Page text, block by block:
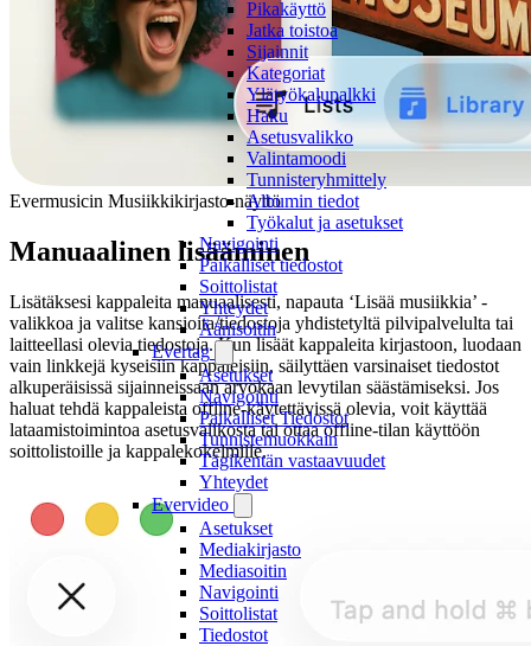
Pikakäyttö
Jatka toistoa
Sijainnit
Kategoriat
Ylätyökalupalkki
Haku
Asetusvalikko
Valintamoodi
Tunnisteryhmittely
Albumin tiedot
Työkalut ja asetukset
Navigointi
Paikalliset tiedostot
Soittolistat
Yhteydet
Äänisoitin
Evertag
Asetukset
Navigointi
Paikalliset Tiedostot
Tunnistemuokkain
Tägikentän vastaavuudet
Yhteydet
Evervideo
Asetukset
Mediakirjasto
Mediasoitin
Navigointi
Soittolistat
Tiedostot
Evermusicin Musiikkikirjasto-näyttö
Manuaalinen lisääminen
Lisätäksesi kappaleita manuaalisesti, napauta ‘Lisää musiikkia’ -
valikkoa ja valitse kansioita/tiedostoja yhdistetyltä pilvipalvelulta tai
laitteellasi olevia tiedostoja. Kun lisäät kappaleita kirjastoon, luodaan
vain linkkejä kyseisiin kappaleisiin, säilyttäen varsinaiset tiedostot
alkuperäisissä sijainneissaan arvokaan levytilan säästämiseksi. Jos
haluat tehdä kappaleista offline-käytettävissä olevia, voit käyttää
lataamistoimintoa asetusvalikosta tai ottaa offline-tilan käyttöön
soittolistoille ja kappalekokelmille.